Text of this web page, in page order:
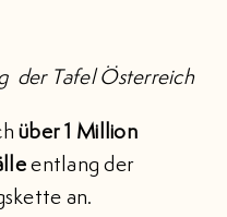
der Tafel Österreich
über 1 Million
entlang der
an.